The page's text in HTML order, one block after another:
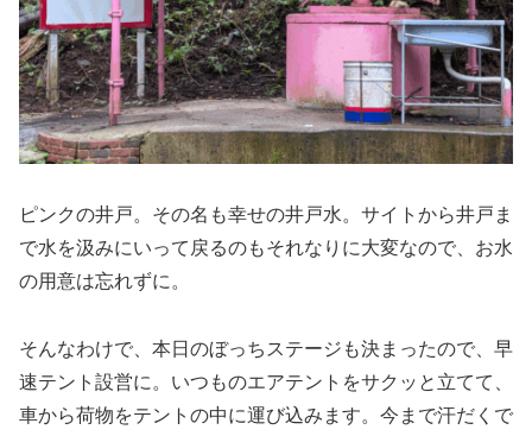
ピンクの井戸。その名も幸せの井戸水。サイトから井戸ま
で水を汲みにいって戻るのもそれなりに大変なので、お水
の用意は忘れずに。
そんなわけで、本日のぼっちステージも決まったので、早
速テント設営に。いつものエアテントをサクッと立てて、
車から荷物をテントの中に運び込みます。今まで汗だくで